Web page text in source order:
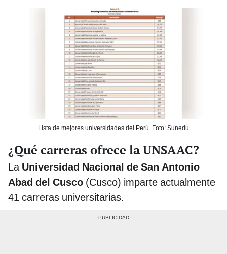
Lista de mejores universidades del Perú. Foto: Sunedu
¿Qué carreras ofrece la UNSAAC?
La Universidad Nacional de San Antonio
Abad del Cusco (Cusco) imparte actualmente
41 carreras universitarias.